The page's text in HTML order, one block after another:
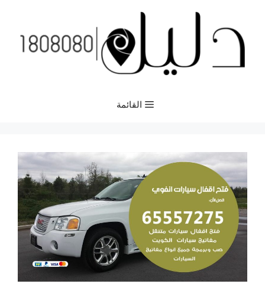
المحتوى
القائمة